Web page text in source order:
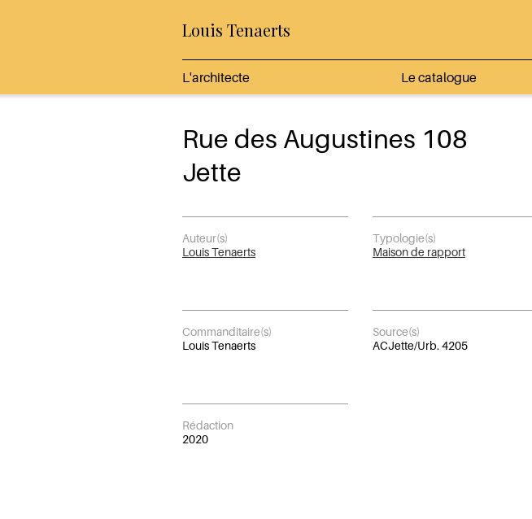
Louis Tenaerts
L'architecte Le catalogue
Rue des Augustines 108
Jette
Auteur(s)
Louis Tenaerts
Typologie(s)
Maison de rapport
Commanditaire(s)
Louis Tenaerts
Source(s)
ACJette/Urb. 4205
Rédaction
2020